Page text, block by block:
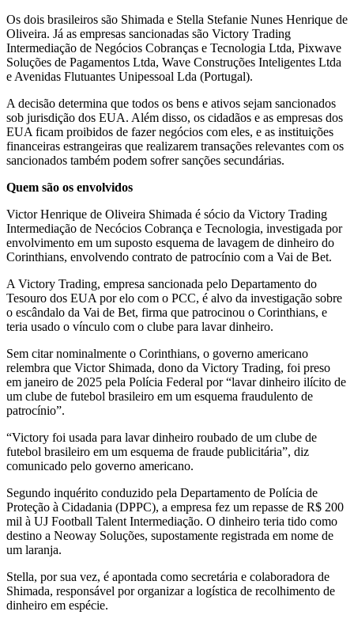
Os dois brasileiros são Shimada e Stella Stefanie Nunes Henrique de
Oliveira. Já as empresas sancionadas são Victory Trading
Intermediação de Negócios Cobranças e Tecnologia Ltda, Pixwave
Soluções de Pagamentos Ltda, Wave Construções Inteligentes Ltda
e Avenidas Flutuantes Unipessoal Lda (Portugal).
A decisão determina que todos os bens e ativos sejam sancionados
sob jurisdição dos EUA. Além disso, os cidadãos e as empresas dos
EUA ficam proibidos de fazer negócios com eles, e as instituições
financeiras estrangeiras que realizarem transações relevantes com os
sancionados também podem sofrer sanções secundárias.
Quem são os envolvidos
Victor Henrique de Oliveira Shimada é sócio da Victory Trading
Intermediação de Necócios Cobrança e Tecnologia, investigada por
envolvimento em um suposto esquema de lavagem de dinheiro do
Corinthians, envolvendo contrato de patrocínio com a Vai de Bet.
A Victory Trading, empresa sancionada pelo Departamento do
Tesouro dos EUA por elo com o PCC, é alvo da investigação sobre
o escândalo da Vai de Bet, firma que patrocinou o Corinthians, e
teria usado o vínculo com o clube para lavar dinheiro.
Sem citar nominalmente o Corinthians, o governo americano
relembra que Victor Shimada, dono da Victory Trading, foi preso
em janeiro de 2025 pela Polícia Federal por “lavar dinheiro ilícito de
um clube de futebol brasileiro em um esquema fraudulento de
patrocínio”.
“Victory foi usada para lavar dinheiro roubado de um clube de
futebol brasileiro em um esquema de fraude publicitária”, diz
comunicado pelo governo americano.
Segundo inquérito conduzido pela Departamento de Polícia de
Proteção à Cidadania (DPPC), a empresa fez um repasse de R$ 200
mil à UJ Football Talent Intermediação. O dinheiro teria tido como
destino a Neoway Soluções, supostamente registrada em nome de
um laranja.
Stella, por sua vez, é apontada como secretária e colaboradora de
Shimada, responsável por organizar a logística de recolhimento de
dinheiro em espécie.